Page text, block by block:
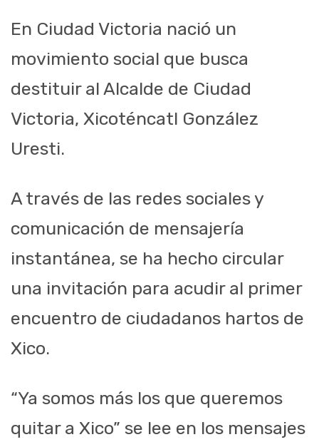
En Ciudad Victoria nació un
movimiento social que busca
destituir al Alcalde de Ciudad
Victoria, Xicoténcatl González
Uresti.
A través de las redes sociales y
comunicación de mensajería
instantánea, se ha hecho circular
una invitación para acudir al primer
encuentro de ciudadanos hartos de
Xico.
“Ya somos más los que queremos
quitar a Xico” se lee en los mensajes